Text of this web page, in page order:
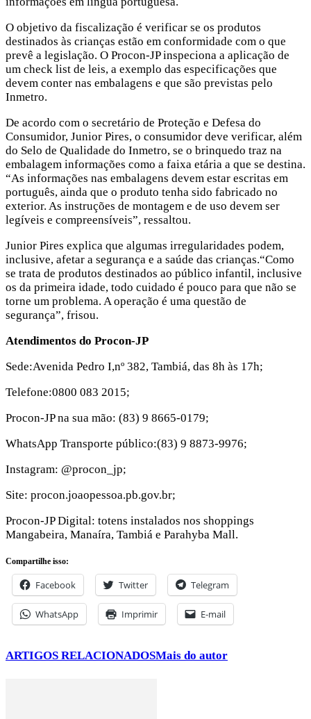
O objetivo da fiscalização é verificar se os produtos
destinados às crianças estão em conformidade com o que
prevê a legislação. O Procon-JP inspeciona a aplicação de
um check list de leis, a exemplo das especificações que
devem conter nas embalagens e que são previstas pelo
Inmetro.
De acordo com o secretário de Proteção e Defesa do
Consumidor, Junior Pires, o consumidor deve verificar, além
do Selo de Qualidade do Inmetro, se o brinquedo traz na
embalagem informações como a faixa etária a que se destina.
“As informações nas embalagens devem estar escritas em
português, ainda que o produto tenha sido fabricado no
exterior. As instruções de montagem e de uso devem ser
legíveis e compreensíveis”, ressaltou.
Junior Pires explica que algumas irregularidades podem,
inclusive, afetar a segurança e a saúde das crianças.“Como
se trata de produtos destinados ao público infantil, inclusive
os da primeira idade, todo cuidado é pouco para que não se
torne um problema. A operação é uma questão de
segurança”, frisou.
Atendimentos do Procon-JP
Sede:Avenida Pedro I,nº 382, Tambiá, das 8h às 17h;
Telefone:0800 083 2015;
Procon-JP na sua mão: (83) 9 8665-0179;
WhatsApp Transporte público:(83) 9 8873-9976;
Instagram: @procon_jp;
Site: procon.joaopessoa.pb.gov.br;
Procon-JP Digital: totens instalados nos shoppings
Mangabeira, Manaíra, Tambiá e Parahyba Mall.
Compartilhe isso:
Facebook Twitter Telegram
WhatsApp Imprimir E-mail
ARTIGOS RELACIONADOSMais do autor